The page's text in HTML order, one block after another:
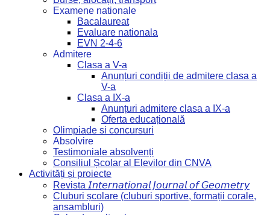
Examene nationale
Bacalaureat
Evaluare nationala
EVN 2-4-6
Admitere
Clasa a V-a
Anunțuri condiții de admitere clasa a
V-a
Clasa a IX-a
Anunțuri admitere clasa a IX-a
Oferta educațională
Olimpiade si concursuri
Absolvire
Testimoniale absolvenți
Consiliul Școlar al Elevilor din CNVA
Activități și proiecte
Revista 𝘐𝘯𝘵𝘦𝘳𝘯𝘢𝘵𝘪𝘰𝘯𝘢𝘭 𝘑𝘰𝘶𝘳𝘯𝘢𝘭 𝘰𝘧 𝘎𝘦𝘰𝘮𝘦𝘵𝘳𝘺
Cluburi școlare (cluburi sportive, formații corale,
ansambluri)